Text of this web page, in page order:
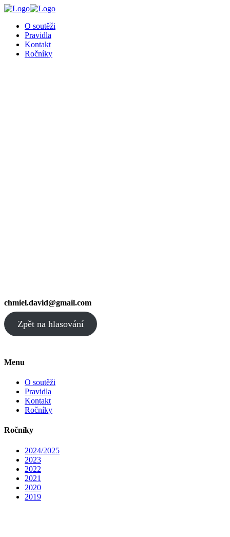
O soutěži
Pravidla
Kontakt
Ročníky
chmiel.david@gmail.com
Zpět na hlasování
Menu
O soutěži
Pravidla
Kontakt
Ročníky
Ročníky
2024/2025
2023
2022
2021
2020
2019